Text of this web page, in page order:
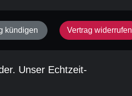
kündigen Vertrag widerrufen
Unser Echtzeit-